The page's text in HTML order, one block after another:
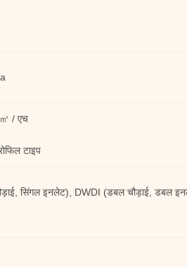
/ एच
टाइप
सिंगल इनलेट), DWDI (डबल चौड़ाई, डबल